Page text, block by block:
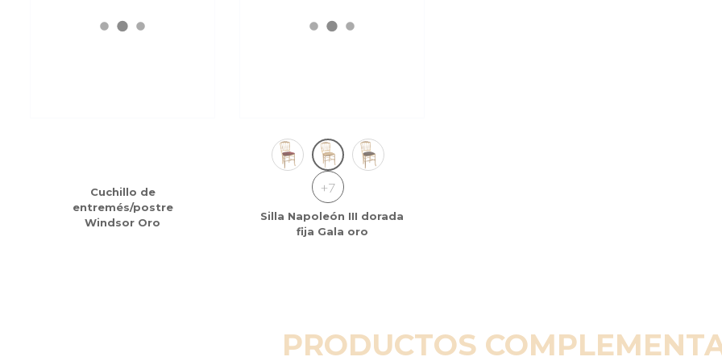
Cuchillo de
entremés/postre
Windsor Oro
+7
Silla Napoleón III dorada
fija Gala oro
PRODUCTOS